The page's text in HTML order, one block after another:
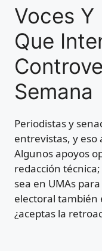
Voces Y
Que
Semana
Periodistas y
entrevistas, y eso
Algunos apoyos
redacción
sea en UMAs
electoral también
¿aceptas la